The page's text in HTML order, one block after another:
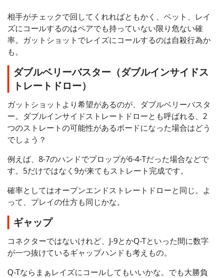
相手がチェックで回してくれればともかく、ベット、レイ
ズにコールするのはペアでも持っていない限り危ない確
率。ガットショットでレイズにコールするのは自殺行為か
も。
ダブルベリーバスター（ダブルインサイドス
トレートドロー）
ガットショットより希望があるのが、ダブルベリーバスタ
ー。ダブルインサイドストレートドローとも呼ばれる、2
つのストレートの可能性があるボードになった場合はどう
でしょう？
例えば、8-7のハンドでプロップが6-4-Tだった場合などで
す。5だけではなく9が来てもストレート完成です。
確率としてはオープンエンドストレートドローと同じ。よ
って、プレイの仕方も同じかな。
ギャップ
コネクターではないけれど、J-9とかQ-Tといった間に数字
が一つ抜けているギャップハンドも考えもの。
Q-Tならまぁレイズにコールしてもいいかな。でも大勝負